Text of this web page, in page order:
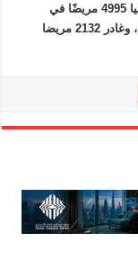
و ذكرت الوزارة في بيان أصدرته اليوم انه يوجد حاليا 4995 مريضًا في
المستشفى ، بما في ذلك 1088 في العناية المركزة، وغادر 2132 مريضا